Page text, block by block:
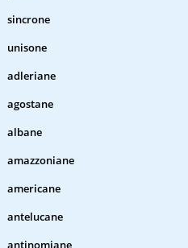
sincrone
unisone
adleriane
agostane
albane
amazzoniane
americane
antelucane
antinomiane